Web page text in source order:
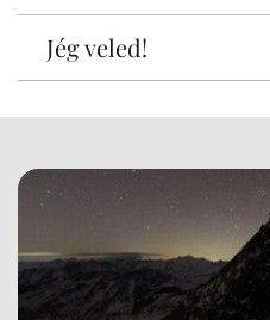
Jég veled!